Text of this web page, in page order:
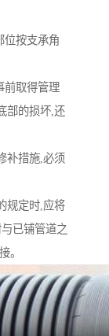
位按支承角
前取得管理
部的损坏,还
补措施,必须
规定时,应将
已铺管道之
。